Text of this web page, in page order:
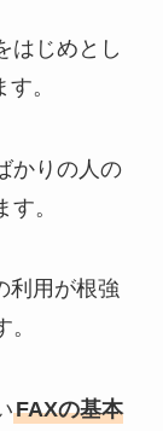
はじめとし
。
かりの人の
。
利用が根強
FAXの基本